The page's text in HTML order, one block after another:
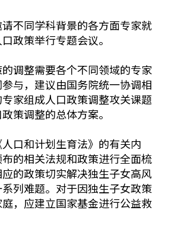
不同学科背景的各方面专家就
政策举行专题会议。
调整需要各个不同领域的专家
与，建议由国务院统一协调相
家组成人口政策调整攻关课题
策调整的总体方案。
口和计划生育法》的有关内
的相关法规和政策进行全面梳
的政策切实解决独生子女高风
列难题。对于因独生子女政策
，应建立国家基金进行公益救